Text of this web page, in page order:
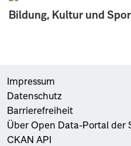
Bildung, Kultur und
Impressum
Datenschutz
Barrierefreiheit
Über Open Data-Portal der
CKAN API